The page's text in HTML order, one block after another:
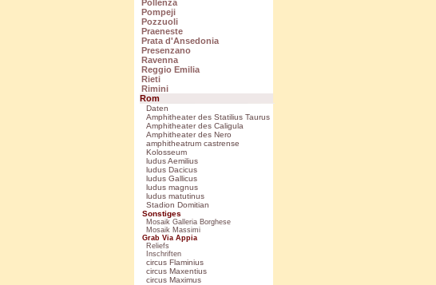
Pollenza
Pompeji
Pozzuoli
Praeneste
Prata d'Ansedonia
Presenzano
Ravenna
Reggio Emilia
Rieti
Rimini
Rom
Daten
Amphitheater des Statilius Taurus
Amphitheater des Caligula
Amphitheater des Nero
amphitheatrum castrense
Kolosseum
ludus Aemilius
ludus Dacicus
ludus Gallicus
ludus magnus
ludus matutinus
Stadion Domitian
Sonstiges
Mosaik Galleria Borghese
Mosaik Massimi
Grab Via Appia
Reliefs
Inschriften
circus Flaminius
circus Maxentius
circus Maximus